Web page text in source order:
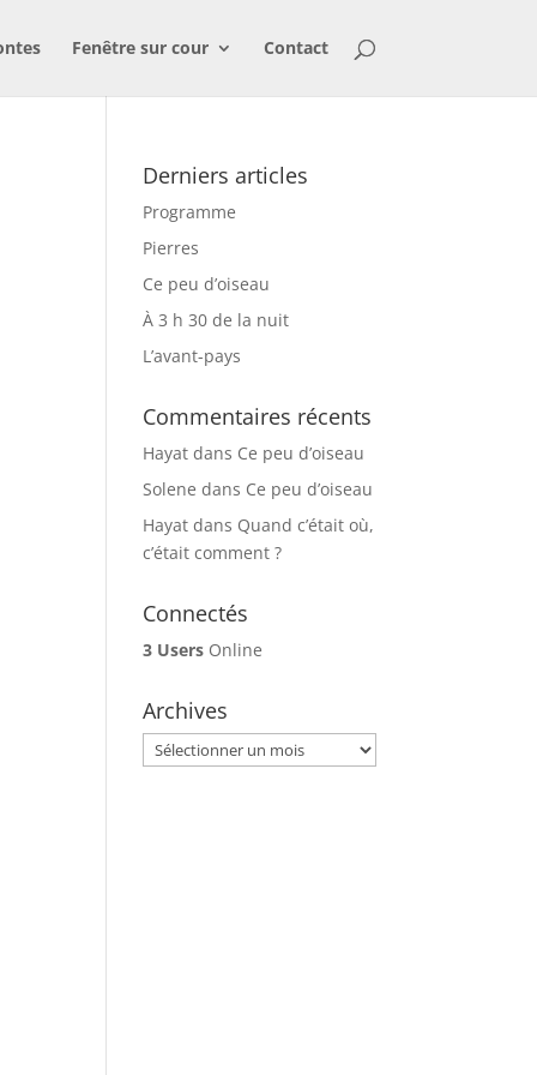
Fenêtre sur cour Contact
Derniers articles
Programme
Pierres
Ce peu d’oiseau
À 3 h 30 de la nuit
L’avant-pays
Commentaires récents
Hayat dans Ce peu d’oiseau
Solene dans Ce peu d’oiseau
Hayat dans Quand c’était où,
c’était comment ?
Connectés
3 Users Online
Archives
Archives